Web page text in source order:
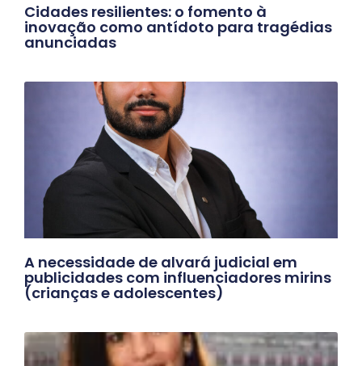
Cidades resilientes: o fomento à
inovação como antídoto para tragédias
anunciadas
A necessidade de alvará judicial em
publicidades com influenciadores mirins
(crianças e adolescentes)